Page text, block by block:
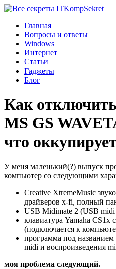
KompSekret
Главная
Вопросы и ответы
Windows
Интернет
Статьи
Гаджеты
Блог
Как отключить
MS GS
что
У меня маленький(?) выпуск
компьютер со следующими
Creative XtremeMusic
драйверов x-fi, полный
USB Midimate 2 (USB
клавиатура Yamaha
(подключается к
программа под
midi и воспроизведения
моя проблема следующий.